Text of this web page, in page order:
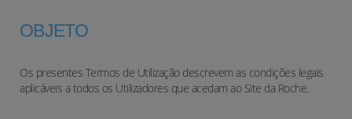
OBJETO
Os presentes Termos de Utilização descrevem as condições legais
aplicáveis a todos os Utilizadores que acedam ao Site da Roche.